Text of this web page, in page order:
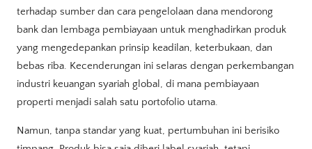
terhadap sumber dan cara pengelolaan dana mendorong
bank dan lembaga pembiayaan untuk menghadirkan produk
yang mengedepankan prinsip keadilan, keterbukaan, dan
bebas riba. Kecenderungan ini selaras dengan perkembangan
industri keuangan syariah global, di mana pembiayaan
properti menjadi salah satu portofolio utama.
Namun, tanpa standar yang kuat, pertumbuhan ini berisiko